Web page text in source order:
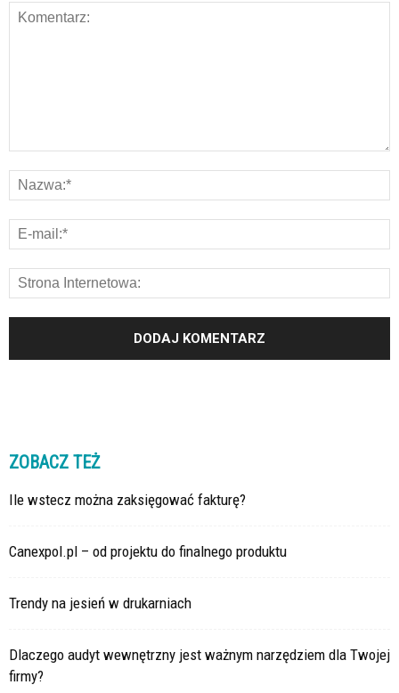
ZOBACZ TEŻ
Ile wstecz można zaksięgować fakturę?
Canexpol.pl – od projektu do finalnego produktu
Trendy na jesień w drukarniach
Dlaczego audyt wewnętrzny jest ważnym narzędziem dla Twojej
firmy?